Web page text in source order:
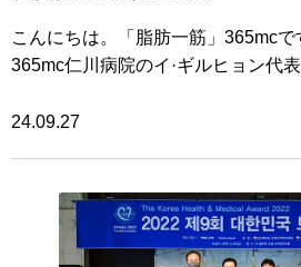
こんにちは。「脂肪一筋」365mc
365mc仁川病院のイ·ギルヒョン代
24.09.27